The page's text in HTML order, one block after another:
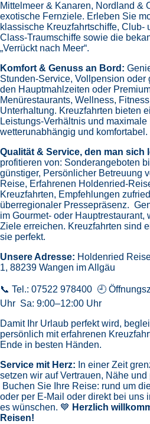
Mittelmeer & Kanaren, Nordland &
exotische Fernziele. Erleben Sie
klassische Kreuzfahrtschiffe, Club-
Class-Traumschiffe sowie die
„Verrückt nach Meer“.
Komfort & Genuss an Bord:
Stunden-Service, Vollpension oder
den Hauptmahlzeiten oder
Menürestaurants, Wellness,
Unterhaltung. Kreuzfahrten bieten
Leistungs-Verhältnis und
wetterunabhängig und komfortabel.
Qualität & Service, den man sich
profitieren von: Sonderangeboten
günstiger, Persönlicher Betreuung
Reise, Erfahrenen Holdenried-
Kreuzfahrten, Empfehlungen
überregionaler Pressepräsenz.
im Gourmet- oder
Ziele erreichen. Kreuzfahrten sind
sie perfekt.
Unsere Adresse: Holdenried
1, 88239 Wangen im Allgäu
📞 Tel.: 07522 978400 🕘
Uhr Sa: 9:00–12:00 Uhr
Damit Ihr Urlaub perfekt wird,
persönlich mit erfahrenen
Ende in besten Händen.
Service mit Herz: In einer Zeit
setzen wir auf Vertrauen, Nähe
Buchen Sie Ihre Reise: rund um
oder per E-Mail oder direkt bei uns
es wünschen. 💙 Herzlich
Reisen!